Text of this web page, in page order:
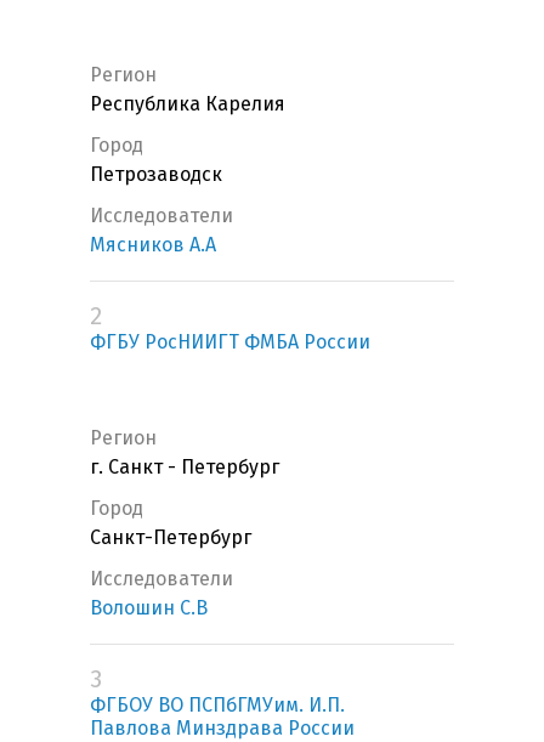
Регион
Республика Карелия
Город
Петрозаводск
Исследователи
Мясников А.А
2
ФГБУ РосНИИГТ ФМБА России
Регион
г. Санкт - Петербург
Город
Санкт-Петербург
Исследователи
Волошин С.В
3
ФГБОУ ВО ПСПбГМУим. И.П.
Павлова Минздрава России